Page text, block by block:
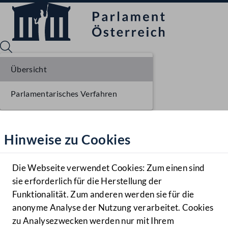
Hilfe
Benutzer
Navigationsmenü öffnen
MENÜ
Hinweise zu Cookies
Die Webseite verwendet Cookies: Zum einen sind
sie erforderlich für die Herstellung der
Funktionalität. Zum anderen werden sie für die
anonyme Analyse der Nutzung verarbeitet. Cookies
zu Analysezwecken werden nur mit Ihrem
Übersicht
Parlamentarisches Verfahren